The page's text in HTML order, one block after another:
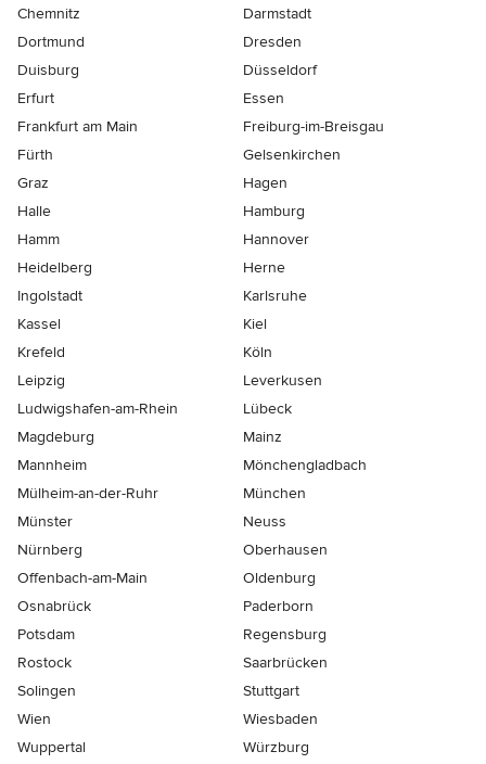
Chemnitz
Darmstadt
Dortmund
Dresden
Duisburg
Düsseldorf
Erfurt
Essen
Frankfurt am Main
Freiburg-im-Breisgau
Fürth
Gelsenkirchen
Graz
Hagen
Halle
Hamburg
Hamm
Hannover
Heidelberg
Herne
Ingolstadt
Karlsruhe
Kassel
Kiel
Krefeld
Köln
Leipzig
Leverkusen
Ludwigshafen-am-Rhein
Lübeck
Magdeburg
Mainz
Mannheim
Mönchen­gladbach
Mülheim-an-der-Ruhr
München
Münster
Neuss
Nürnberg
Oberhausen
Offenbach-am-Main
Oldenburg
Osnabrück
Paderborn
Potsdam
Regensburg
Rostock
Saarbrücken
Solingen
Stuttgart
Wien
Wiesbaden
Wuppertal
Würzburg